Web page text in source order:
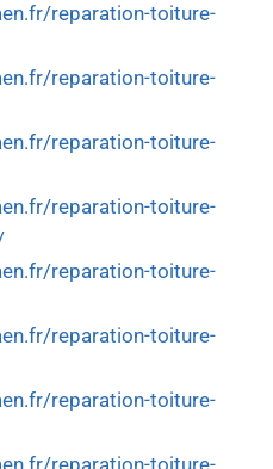
reparation-toiture-
reparation-toiture-
reparation-toiture-
reparation-toiture-
reparation-toiture-
reparation-toiture-
reparation-toiture-
reparation-toiture-